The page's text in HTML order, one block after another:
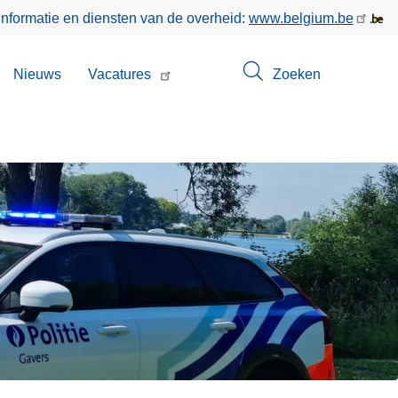
en diensten van de overheid: www.belgium.be
Nieuws Vacatures Zoeken